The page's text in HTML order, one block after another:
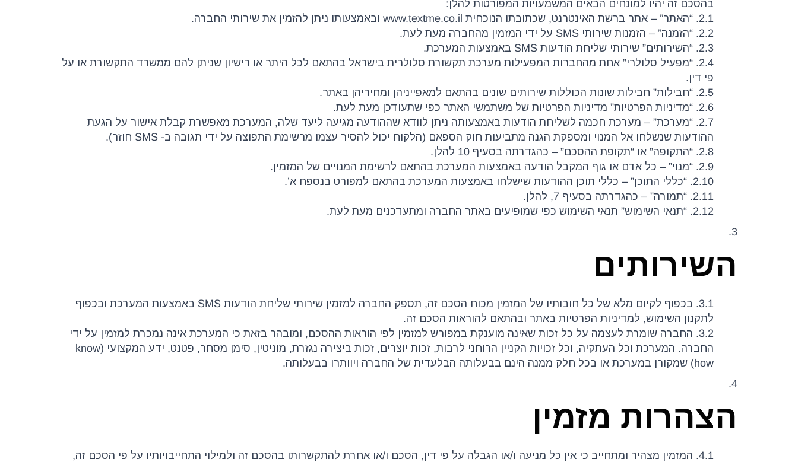
בהסכם זה יהיו למונחים הבאים המשמעויות המפורטות להלן:
2.1. “האתר” – אתר ברשת האינטרנט, שכתובתו הנוכחית www.textme.co.il ובאמצעותו ניתן להזמין את שירותי החברה.
2.2. “הזמנה” – הזמנות שירותי SMS על ידי המזמין מהחברה מעת לעת.
2.3. “השירותים” שירותי שליחת הודעות SMS באמצעות המערכת.
2.4. “מפעיל סלולרי” אחת מהחברות המפעילות מערכת תקשורת סלולרית בישראל בהתאם לכל היתר או רישיון שניתן להם ממשרד התקשורת או על
פי דין.
2.5. “חבילות” חבילות שונות הכוללות שירותים שונים בהתאם למאפייניהן ומחיריהן באתר.
2.6. “מדיניות הפרטיות” מדיניות הפרטיות של משתמשי האתר כפי שתעודכן מעת לעת.
2.7. “מערכת” – מערכת חכמה לשליחת הודעות באמצעותה ניתן לוודא שההודעה מגיעה ליעד שלה, המערכת מאפשרת קבלת אישור על הגעת
ההודעות שנשלחו אל המנוי ומספקת הגנה מתביעות חוק הספאם (הלקוח יכול להסיר עצמו מרשימת התפוצה על ידי תגובה ב- SMS חוזר).
2.8. “התקופה” או “תקופת ההסכם” – כהגדרתה בסעיף ‎10 להלן.
2.9. “מנוי” – כל אדם או גוף המקבל הודעה באמצעות המערכת בהתאם לרשימת המנויים של המזמין.
2.10. “כללי התוכן” – כללי תוכן ההודעות שישלחו באמצעות המערכת בהתאם למפורט בנספח א’.
2.11. “תמורה” – כהגדרתה בסעיף ‎7, להלן.
2.12. “תנאי השימוש” תנאי השימוש כפי שמופיעים באתר החברה ומתעדכנים מעת לעת.
3.
השירותים
3.1. בכפוף לקיום מלא של כל חובותיו של המזמין מכוח הסכם זה, תספק החברה למזמין שירותי שליחת הודעות SMS באמצעות המערכת ובכפוף
לתקנון השימוש, למדיניות הפרטיות באתר ובהתאם להוראות הסכם זה.
3.2. החברה שומרת לעצמה על כל זכות שאינה מוענקת במפורש למזמין לפי הוראות ההסכם, ומובהר בזאת כי המערכת אינה נמכרת למזמין על ידי
החברה. המערכת וכל העתקיה, וכל זכויות הקניין הרוחני לרבות, זכות יוצרים, זכות ביצירה נגזרת, מוניטין, סימן מסחר, פטנט, ידע המקצועי (know
how) שמקורן במערכת או בכל חלק ממנה הינם בבעלותה הבלעדית של החברה ויוותרו בבעלותה.
4.
הצהרות מזמין
4.1. המזמין מצהיר ומתחייב כי אין כל מניעה ו/או הגבלה על פי דין, הסכם ו/או אחרת להתקשרותו בהסכם זה ולמילוי התחייבויותיו על פי הסכם זה,